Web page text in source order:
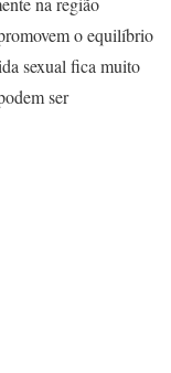
o equilíbrio
sexual fica muito
ser